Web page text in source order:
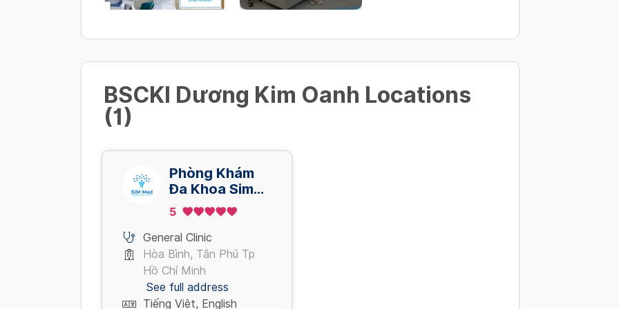
BSCKI Dương Kim Oanh Locations
(1)
Phòng Khám
Đa Khoa Sim
Medical
Center
5
General Clinic
Hòa Bình, Tân Phú Tp
Hồ Chí Minh
See full address
Tiếng Việt, English